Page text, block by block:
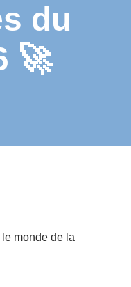
du
🚀
monde de la